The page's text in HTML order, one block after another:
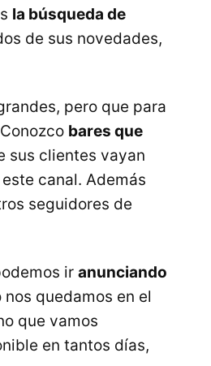
la búsqueda de
de sus novedades,
pero que para
bares que
sus clientes vayan
canal. Además
seguidores de
ir anunciando
nos quedamos en el
que vamos
en tantos días,